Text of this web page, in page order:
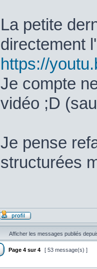
La petite
directement
https://
Je compte
vidéo ;D
Je pense
structurées
Afficher les messages publiés
Page 4 sur4 [ 53 message(s) ]